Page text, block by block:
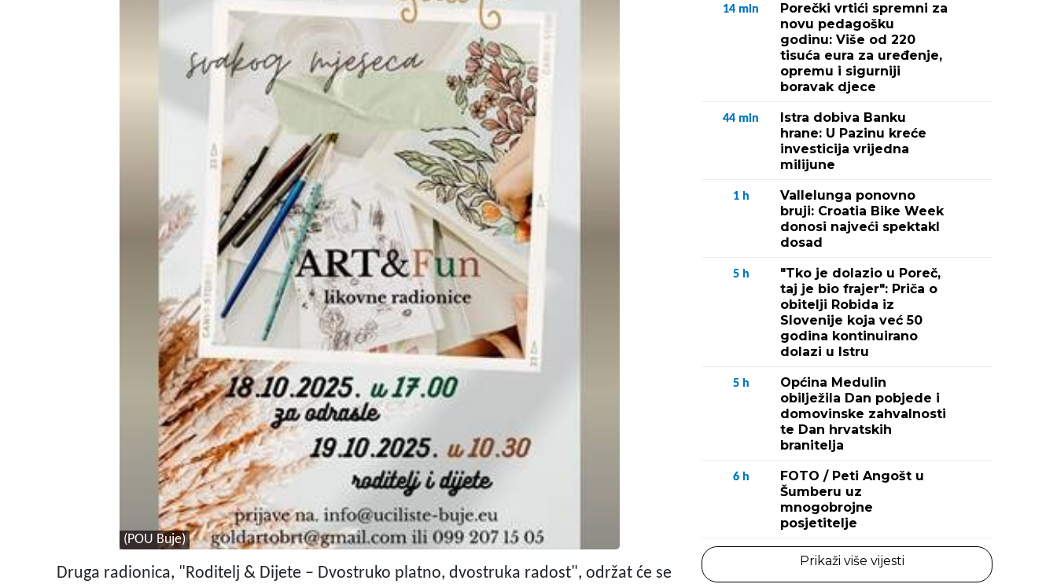
(POU Buje)
Druga radionica, "Roditelj & Dijete – Dvostruko platno, dvostruka radost", održat će se
14 min
Porečki vrtići spremni za
novu pedagošku
godinu: Više od 220
tisuća eura za uređenje,
opremu i sigurniji
boravak djece
44 min
Istra dobiva Banku
hrane: U Pazinu kreće
investicija vrijedna
milijune
1 h
Vallelunga ponovno
bruji: Croatia Bike Week
donosi najveći spektakl
dosad
5 h
"Tko je dolazio u Poreč,
taj je bio frajer": Priča o
obitelji Robida iz
Slovenije koja već 50
godina kontinuirano
dolazi u Istru
5 h
Općina Medulin
obilježila Dan pobjede i
domovinske zahvalnosti
te Dan hrvatskih
branitelja
6 h
FOTO / Peti Angošt u
Šumberu uz
mnogobrojne
posjetitelje
Prikaži više vijesti